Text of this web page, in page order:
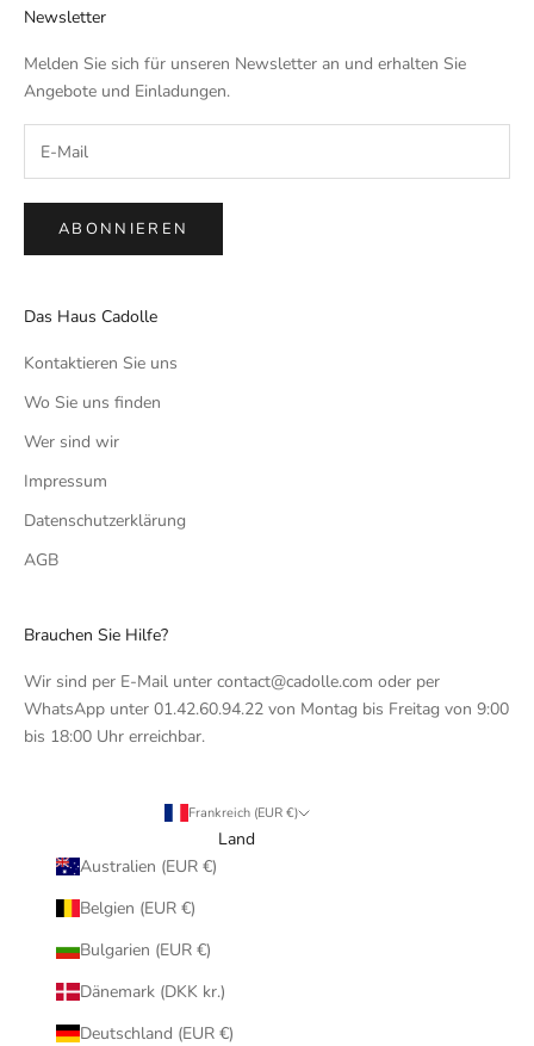
Newsletter
Melden Sie sich für unseren Newsletter an und erhalten Sie
Angebote und Einladungen.
ABONNIEREN
Das Haus Cadolle
Kontaktieren Sie uns
Wo Sie uns finden
Wer sind wir
Impressum
Datenschutzerklärung
AGB
Brauchen Sie Hilfe?
Wir sind per E-Mail unter contact@cadolle.com oder per
WhatsApp unter 01.42.60.94.22 von Montag bis Freitag von 9:00
bis 18:00 Uhr erreichbar.
Frankreich (EUR €)
Land
Australien (EUR €)
Belgien (EUR €)
Bulgarien (EUR €)
Dänemark (DKK kr.)
Deutschland (EUR €)